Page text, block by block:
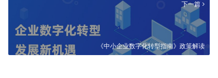
下一篇
《中小企业数字化转型指南》政策解读